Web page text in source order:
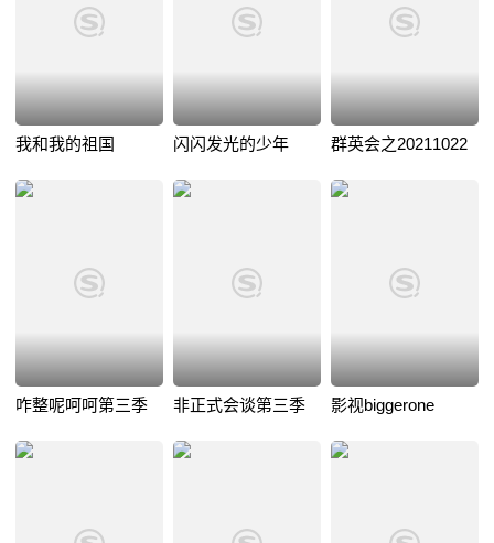
我和我的祖国 闪闪发光的少年 群英会之20211022
咋整呢呵呵第三季 非正式会谈第三季 影视biggerone